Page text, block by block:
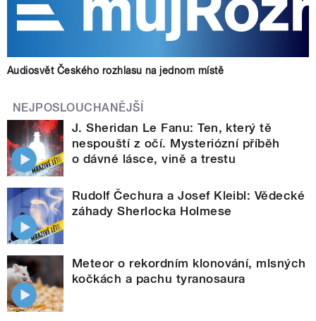
Audiosvět Českého rozhlasu na jednom místě
NEJPOSLOUCHANĚJŠÍ
J. Sheridan Le Fanu: Ten, který tě
nespouští z očí. Mysteriózní příběh
o dávné lásce, vině a trestu
Rudolf Čechura a Josef Kleibl: Vědecké
záhady Sherlocka Holmese
Meteor o rekordním klonování, mlsných
kočkách a pachu tyranosaura